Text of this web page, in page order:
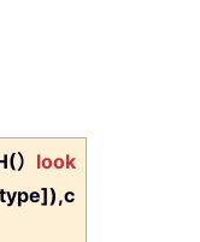
） look